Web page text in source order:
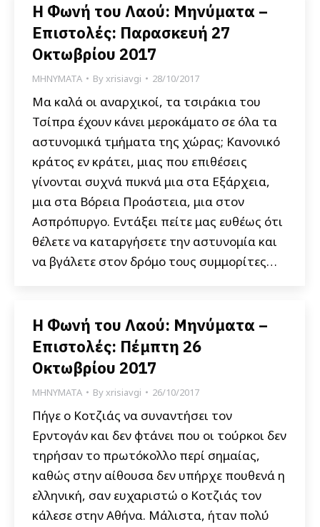
Η Φωνή του Λαού: Μηνύματα –
Επιστολές: Παρασκευή 27
Οκτωβρίου 2017
ΜΗΝΥΜΑΤΑ Byxrisiavgi 28/10/2017
Μα καλά οι αναρχικοί, τα τσιράκια του
Τσίπρα έχουν κάνει μεροκάματο σε όλα τα
αστυνομικά τμήματα της χώρας; Κανονικό
κράτος εν κράτει, μιας που επιθέσεις
γίνονται συχνά πυκνά μια στα Εξάρχεια,
μια στα Βόρεια Προάστεια, μια στον
Ασπρόπυργο. Εντάξει πείτε μας ευθέως ότι
θέλετε να καταργήσετε την αστυνομία και
να βγάλετε στον δρόμο τους συμμορίτες…
Η Φωνή του Λαού: Μηνύματα –
Επιστολές: Πέμπτη 26
Οκτωβρίου 2017
ΜΗΝΥΜΑΤΑ Byxrisiavgi 26/10/2017
Πήγε ο Κοτζιάς να συναντήσει τον
Ερντογάν και δεν φτάνει που οι τούρκοι δεν
τηρήσαν το πρωτόκολλο περί σημαίας,
καθώς στην αίθουσα δεν υπήρχε πουθενά η
ελληνική, σαν ευχαριστώ ο Κοτζιάς τον
κάλεσε στην Αθήνα. Μάλιστα, ήταν πολύ